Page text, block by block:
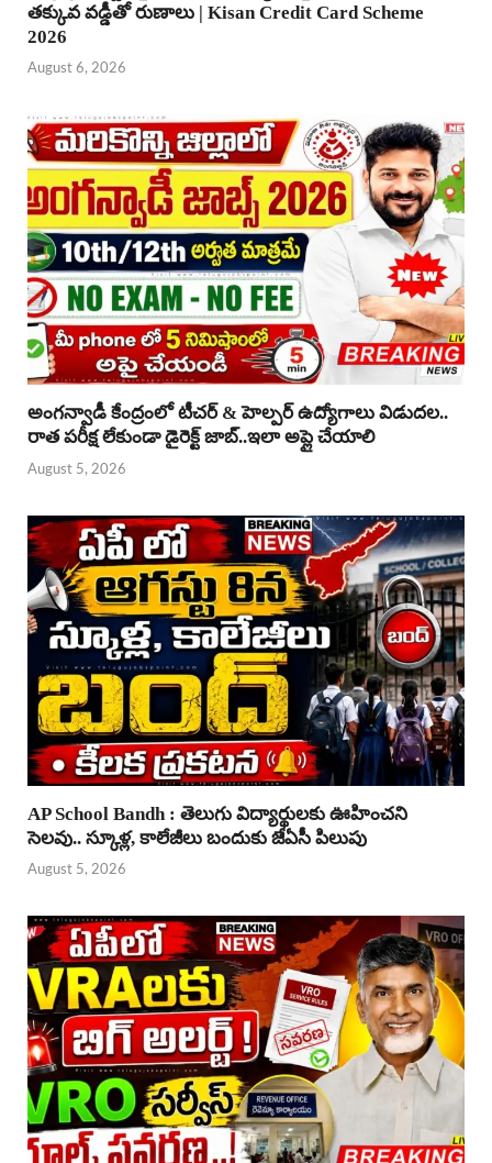
తక్కువ వడ్డీతో రుణాలు | Kisan Credit Card Scheme
2026
August 6, 2026
అంగన్వాడీ కేంద్రంలో టీచర్ & హెల్పర్ ఉద్యోగాలు విడుదల..
రాత పరీక్ష లేకుండా డైరెక్ట్ జాబ్..ఇలా అప్లై చేయాలి
August 5, 2026
AP School Bandh : తెలుగు విద్యార్థులకు ఊహించని
సెలవు.. స్కూళ్ల, కాలేజీలు బందుకు జేఏసీ పిలుపు
August 5, 2026